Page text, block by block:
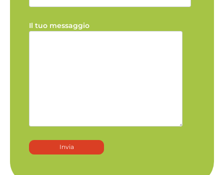
Il tuo messaggio